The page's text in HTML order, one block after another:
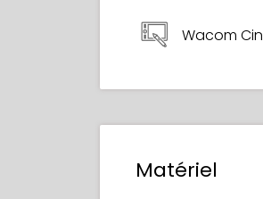
Wacom
Matériel